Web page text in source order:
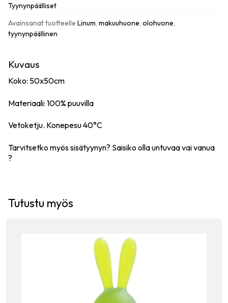
Tyynynpäälliset
Avainsanat tuotteelle Linum, makuuhuone, olohuone,
tyynynpäällinen
Kuvaus
Koko: 50x50cm
Materiaali: 100% puuvilla
Vetoketju. Konepesu 40°C
Tarvitsetko myös sisätyynyn? Saisiko ollauntuvaavaivanua
?
Tutustu myös